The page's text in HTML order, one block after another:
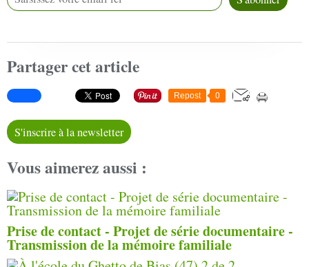
Partager cet article
Repost 0
S'inscrire à la newsletter
Vous aimerez aussi :
Prise de contact - Projet de série documentaire -
Transmission de la mémoire familiale